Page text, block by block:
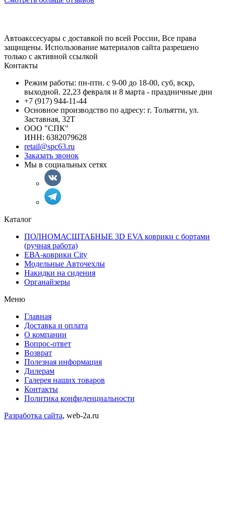
Автоакссесуары с доставкой по всей России, Все права
защищены. Использование материалов сайта разрешено
только с активной ссылкой
Контакты
Режим работы: пн-птн. с 9-00 до 18-00, суб, вскр,
выходной. 22,23 февраля и 8 марта - праздничные дни
+7 (917) 944-11-44
Основное производство по адресу: г. Тольятти, ул.
Заставная, 32Т
ООО "СПК"
ИНН: 6382079628
retail@spc63.ru
Заказать звонок
Мы в социальных сетях
Каталог
ПОЛНОМАСШТАБНЫЕ 3D EVA коврики с бортами
(ручная работа)
ЕВА-коврики City
Модельные Авточехлы
Накидки на сидения
Органайзеры
Меню
Главная
Доставка и оплата
О компании
Вопрос-ответ
Возврат
Полезная информация
Дилерам
Галерея наших товаров
Контакты
Политика конфиденциальности
Разработка сайта, web-2a.ru